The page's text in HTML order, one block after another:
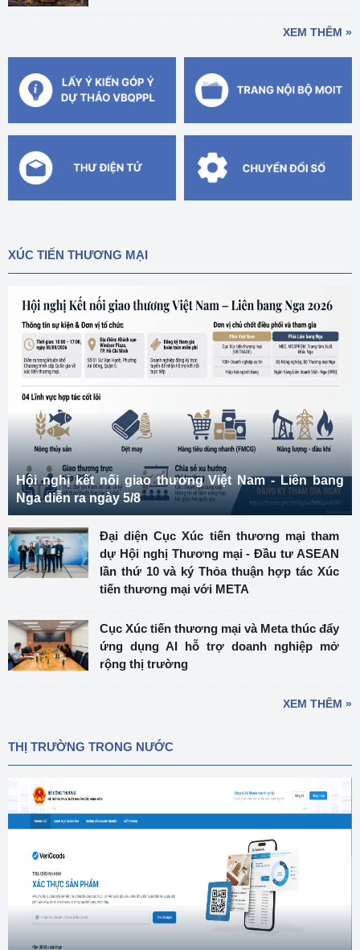
XEM THÊM »
XÚC TIẾN THƯƠNG MẠI
Hội nghị kết nối giao thương Việt Nam - Liên bang
Nga diễn ra ngày 5/8
Đại diện Cục Xúc tiến thương mại tham
dự Hội nghị Thương mại - Đầu tư ASEAN
lần thứ 10 và ký Thỏa thuận hợp tác Xúc
tiến thương mại với META
Cục Xúc tiến thương mại và Meta thúc đẩy
ứng dụng AI hỗ trợ doanh nghiệp mở
rộng thị trường
XEM THÊM »
THỊ TRƯỜNG TRONG NƯỚC